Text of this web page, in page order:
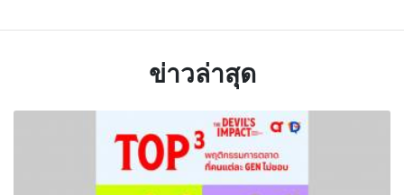
ข่าวล่าสุด